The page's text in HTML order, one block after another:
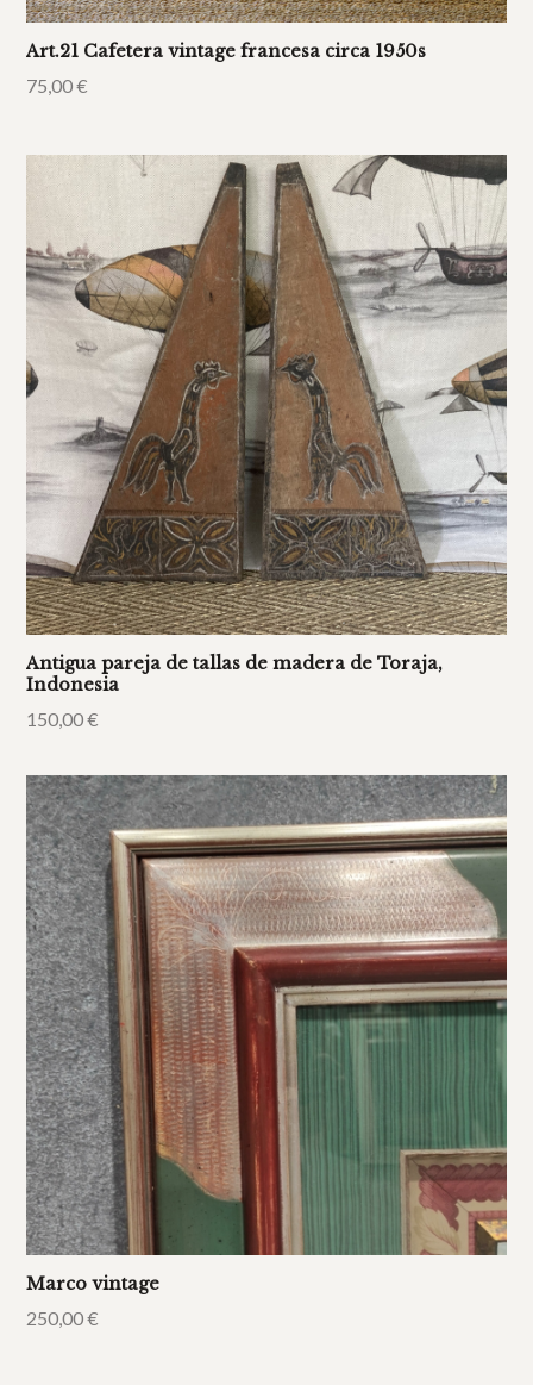
Art.21 Cafetera vintage francesa circa 1950s
75,00€
Antigua pareja de tallas de madera de Toraja,
Indonesia
150,00€
Marco vintage
250,00€